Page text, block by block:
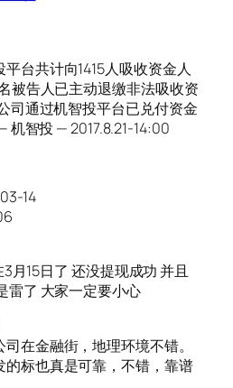
台共计向1415人吸收资金人
被告人已主动退缴非法吸收资
司通过机智投平台已兑付资金
机智投 — 2017.8.21-14:00
14
月15日了 还没提现成功 并且
雷了 大家一定要小心
在金融街，地理环境不错。
标也真是可靠，不错，靠谱